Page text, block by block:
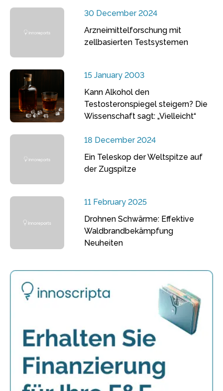
30 December 2024
Arzneimittelforschung mit
zellbasierten Testsystemen
15 January 2003
Kann Alkohol den
Testosteronspiegel steigern? Die
Wissenschaft sagt: „Vielleicht“
18 December 2024
Ein Teleskop der Weltspitze auf
der Zugspitze
11 February 2025
Drohnen Schwärme: Effektive
Waldbrandbekämpfung
Neuheiten